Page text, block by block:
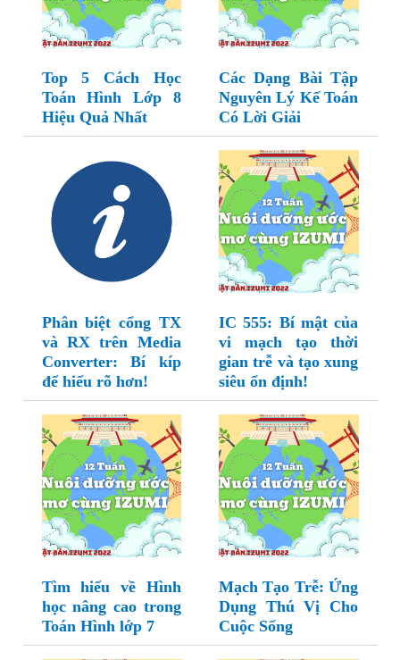
Top 5 Cách Học
Toán Hình Lớp 8
Hiệu Quả Nhất
Các Dạng Bài Tập
Nguyên Lý Kế Toán
Có Lời Giải
Phân biệt cổng TX
và RX trên Media
Converter: Bí kíp
để hiểu rõ hơn!
IC 555: Bí mật của
vi mạch tạo thời
gian trễ và tạo xung
siêu ổn định!
Tìm hiểu về Hình
học nâng cao trong
Toán Hình lớp 7
Mạch Tạo Trễ: Ứng
Dụng Thú Vị Cho
Cuộc Sống